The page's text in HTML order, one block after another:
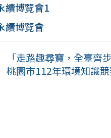
續博覽會1
續博覽會
「走路趣尋寶，全臺齊
桃園市112年環境知識